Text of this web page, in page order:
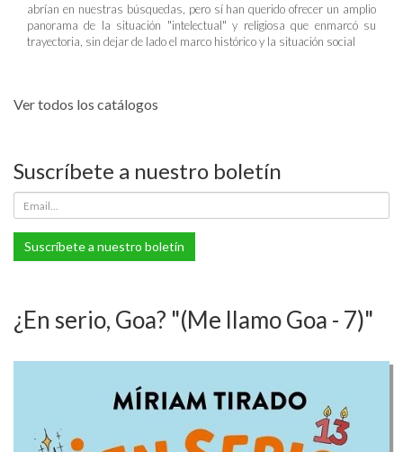
abrían en nuestras búsquedas, pero sí han querido ofrecer un amplio
panorama de la situación "intelectual" y religiosa que enmarcó su
trayectoria, sin dejar de lado el marco histórico y la situación social
Ver todos los catálogos
Suscríbete a nuestro boletín
Suscríbete a nuestro boletín
¿En serio, Goa? "(Me llamo Goa - 7)"